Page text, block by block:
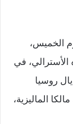
الخميس،
الأسترالي، في
روسيا
الماليزية،